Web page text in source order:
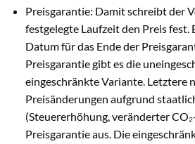
Preisgarantie: Damit schreibt der
festgelegte Laufzeit den Preis fest.
Datum für das Ende der
Preisgarantie gibt es die
eingeschränkte Variante. Letztere
Preisänderungen aufgrund
(Steuererhöhung, veränderter
Preisgarantie aus. Die